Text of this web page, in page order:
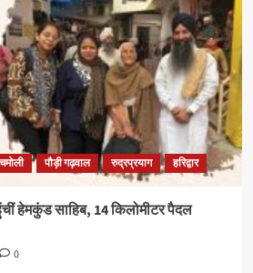
पौड़ी गढ़वाल रुद्रप्रयाग हरिद्वार
हेमकुंड साहिब, 14 किलोमीटर पैदल
0